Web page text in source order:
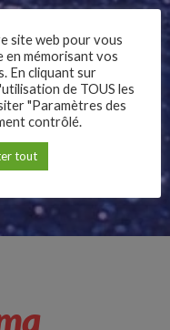
Follow Us
site web pour vous
mémorisant vos
En cliquant sur
de TOUS les
"Paramètres des
contrôlé.
tout